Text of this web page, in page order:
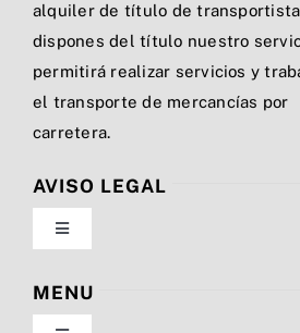
alquiler de título de
dispones del título nuestro
permitirá realizar servicios y
el transporte de mercancías por
carretera.
AVISO LEGAL
Toggle
Navigation
Política de privacidad
MENU